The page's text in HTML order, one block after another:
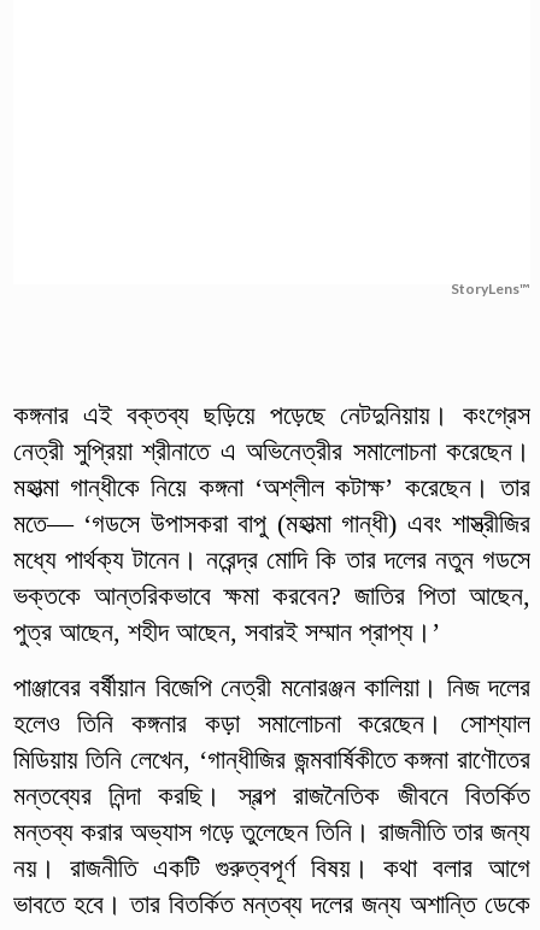
StoryLens™
কঙ্গনার এই বক্তব্য ছড়িয়ে পড়েছে নেটদুনিয়ায়। কংগ্রেস
নেত্রী সুপ্রিয়া শ্রীনাতে এ অভিনেত্রীর সমালোচনা করেছেন।
মহাত্মা গান্ধীকে নিয়ে কঙ্গনা ‘অশ্লীল কটাক্ষ’ করেছেন। তার
মতে— ‘গডসে উপাসকরা বাপু (মহাত্মা গান্ধী) এবং শাস্ত্রীজির
মধ্যে পার্থক্য টানেন। নরেন্দ্র মোদি কি তার দলের নতুন গডসে
ভক্তকে আন্তরিকভাবে ক্ষমা করবেন? জাতির পিতা আছেন,
পুত্র আছেন, শহীদ আছেন, সবারই সম্মান প্রাপ্য।’
পাঞ্জাবের বর্ষীয়ান বিজেপি নেত্রী মনোরঞ্জন কালিয়া। নিজ দলের
হলেও তিনি কঙ্গনার কড়া সমালোচনা করেছেন। সোশ্যাল
মিডিয়ায় তিনি লেখেন, ‘গান্ধীজির জন্মবার্ষিকীতে কঙ্গনা রাণৌতের
মন্তব্যের নিন্দা করছি। স্বল্প রাজনৈতিক জীবনে বিতর্কিত
মন্তব্য করার অভ্যাস গড়ে তুলেছেন তিনি। রাজনীতি তার জন্য
নয়। রাজনীতি একটি গুরুত্বপূর্ণ বিষয়। কথা বলার আগে
ভাবতে হবে। তার বিতর্কিত মন্তব্য দলের জন্য অশান্তি ডেকে